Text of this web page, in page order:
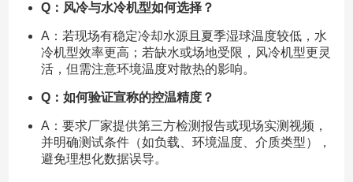
Q：风冷与水冷机型如何选择？
A：若现场有稳定冷却水源且夏季湿球温度较低，水
冷机型效率更高；若缺水或场地受限，风冷机型更灵
活，但需注意环境温度对散热的影响。
Q：如何验证宣称的控温精度？
A：要求厂家提供第三方检测报告或现场实测视频，
并明确测试条件（如负载、环境温度、介质类型），
避免理想化数据误导。